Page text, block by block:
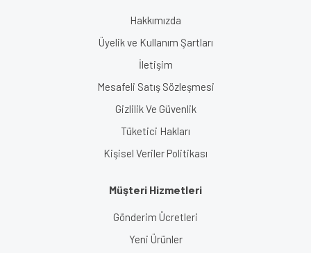
Hakkımızda
Üyelik ve Kullanım Şartları
İletişim
Mesafeli Satış Sözleşmesi
Gizlilik Ve Güvenlik
Tüketici Hakları
Kişisel Veriler Politikası
Müşteri Hizmetleri
Gönderim Ücretleri
Yeni Ürünler